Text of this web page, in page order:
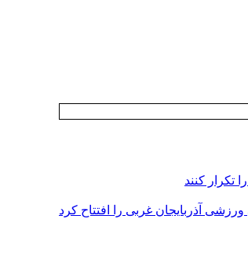
تکرار کنند
آذربایجان غربی را افتتاح کرد